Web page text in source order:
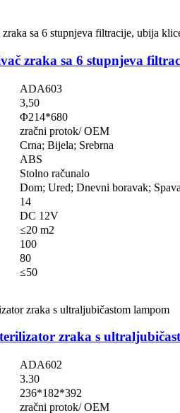
zraka sa 6 stupnjeva
ADA603
3,50
Φ214*680
zračni protok/ OEM
Crna; Bijela; Srebrna
ABS
Stolno računalo
Dom; Ured; Dnevni boravak;
14
DC 12V
≤20 m2
100
80
≤50
zraka s
ADA602
3.30
236*182*392
zračni protok/ OEM